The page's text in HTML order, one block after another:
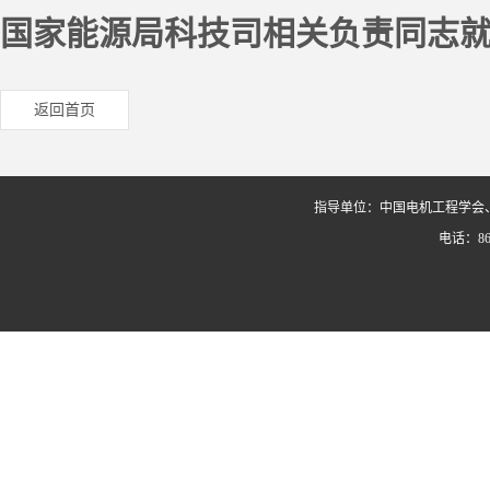
国家能源局科技司相关负责同志
返回首页
指导单位：中国电机工程学
电话：